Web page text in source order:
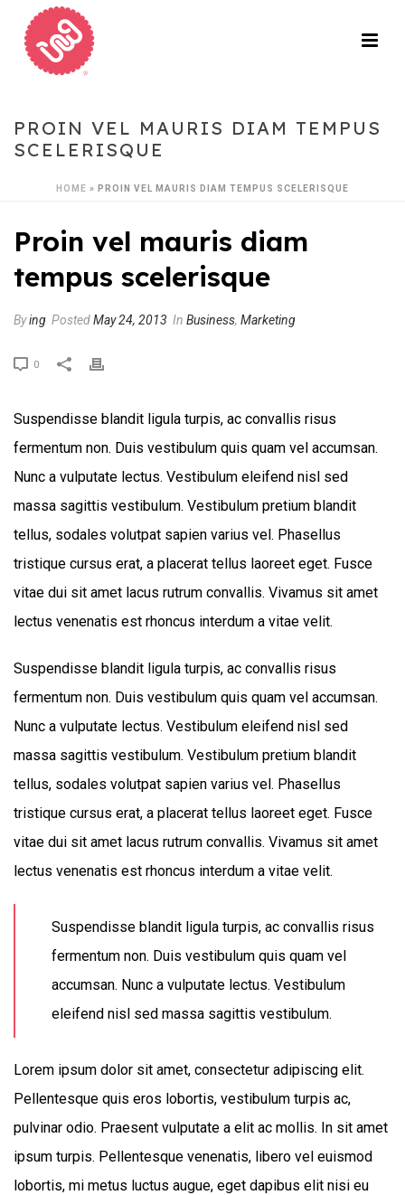
PROIN VEL MAURIS DIAM TEMPUS
SCELERISQUE
HOME » PROIN VEL MAURIS DIAM TEMPUS SCELERISQUE
Proin vel mauris diam
tempus scelerisque
Bying PostedMay 24, 2013 In Business, Marketing
0
Suspendisse blandit ligula turpis, ac convallis risus
fermentum non. Duis vestibulum quis quam vel accumsan.
Nunc a vulputate lectus. Vestibulum eleifend nisl sed
massa sagittis vestibulum. Vestibulum pretium blandit
tellus, sodales volutpat sapien varius vel. Phasellus
tristique cursus erat, a placerat tellus laoreet eget. Fusce
vitae dui sit amet lacus rutrum convallis. Vivamus sit amet
lectus venenatis est rhoncus interdum a vitae velit.
Suspendisse blandit ligula turpis, ac convallis risus
fermentum non. Duis vestibulum quis quam vel accumsan.
Nunc a vulputate lectus. Vestibulum eleifend nisl sed
massa sagittis vestibulum. Vestibulum pretium blandit
tellus, sodales volutpat sapien varius vel. Phasellus
tristique cursus erat, a placerat tellus laoreet eget. Fusce
vitae dui sit amet lacus rutrum convallis. Vivamus sit amet
lectus venenatis est rhoncus interdum a vitae velit.
Suspendisse blandit ligula turpis, ac convallis risus
fermentum non. Duis vestibulum quis quam vel
accumsan. Nunc a vulputate lectus. Vestibulum
eleifend nisl sed massa sagittis vestibulum.
Lorem ipsum dolor sit amet, consectetur adipiscing elit.
Pellentesque quis eros lobortis, vestibulum turpis ac,
pulvinar odio. Praesent vulputate a elit ac mollis. In sit amet
ipsum turpis. Pellentesque venenatis, libero vel euismod
lobortis, mi metus luctus augue, eget dapibus elit nisi eu